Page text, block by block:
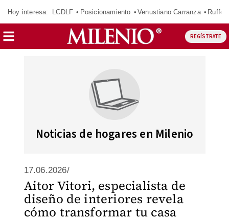
Hoy interesa: LCDLF Posicionamiento Venustiano Carranza Ruffo
REGÍSTRATE
Noticias de hogares en Milenio
17.06.2026/
Aitor Vitori, especialista de
diseño de interiores revela
cómo transformar tu casa